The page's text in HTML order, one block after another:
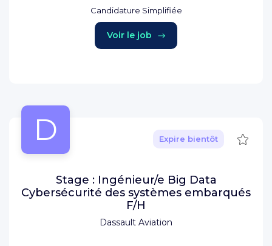
Candidature Simplifiée
Voir le job
D
Dassault Aviation
Expire bientôt
Stage : Ingénieur/e Big Data
Cybersécurité des systèmes embarqués
F/H